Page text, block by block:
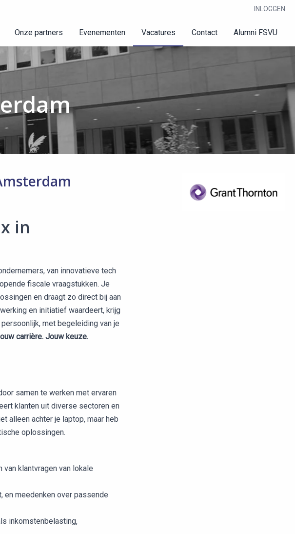
INLOGGEN
Onze partners Evenementen Vacatures Contact Alumni FSVU
in
van innovatieve tech
fiscale vraagstukken. Je
en draagt zo direct bij aan
en initiatief waardeert, krijg
met begeleiding van je
carrière. Jouw keuze.
samen te werken met ervaren
klanten uit diverse sectoren en
alleen achter je laptop, maar heb
oplossingen.
klantvragen van lokale
en meedenken over passende
inkomstenbelasting,